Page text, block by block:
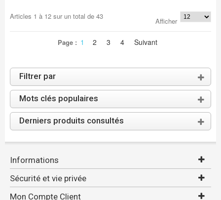
Articles 1 à 12sur un total de 43
Afficher
Page : 1 2 3 4 Suivant
Filtrer par
Mots clés populaires
Derniers produits consultés
Informations
Sécurité et vie privée
Mon Compte Client